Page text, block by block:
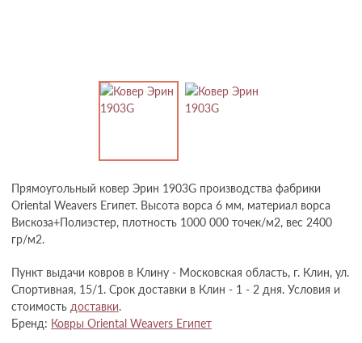
Прямоугольный ковер Эрин 1903G производства фабрики
Oriental Weavers Египет. Высота ворса 6 мм, материал ворса
Вискоза+Полиэстер, плотность 1000 000 точек/м2, вес 2400
гр/м2.
Пункт выдачи ковров в Клину - Московская область, г. Клин, ул.
Спортивная, 15/1. Срок доставки в Клин - 1 - 2 дня. Условия и
стоимость доставки.
Бренд: Ковры Oriental Weavers Египет